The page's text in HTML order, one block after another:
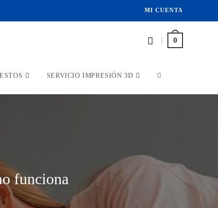
MI CUENTA
| 0
SERVICIO IMPRESIÓN 3D
funciona